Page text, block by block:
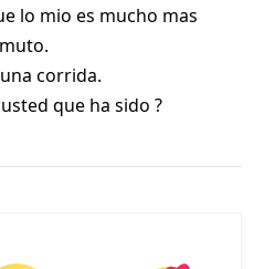
lo mio es mucho mas
corrida.
que ha sido ?